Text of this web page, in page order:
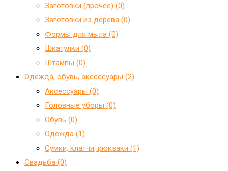
Заготовки (прочее) (0)
Заготовки из дерева (0)
Формы для мыла (0)
Шкатулки (0)
Штампы (0)
Одежда, обувь, аксессуары (2)
Аксессуары (0)
Головные уборы (0)
Обувь (0)
Одежда (1)
Сумки, клатчи, рюкзаки (1)
Свадьба (0)